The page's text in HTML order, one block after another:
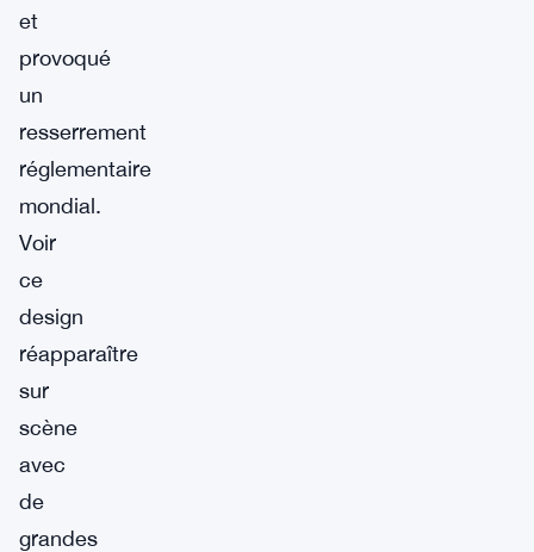
et
provoqué
un
resserrement
réglementaire
mondial.
Voir
ce
design
réapparaître
sur
scène
avec
de
grandes